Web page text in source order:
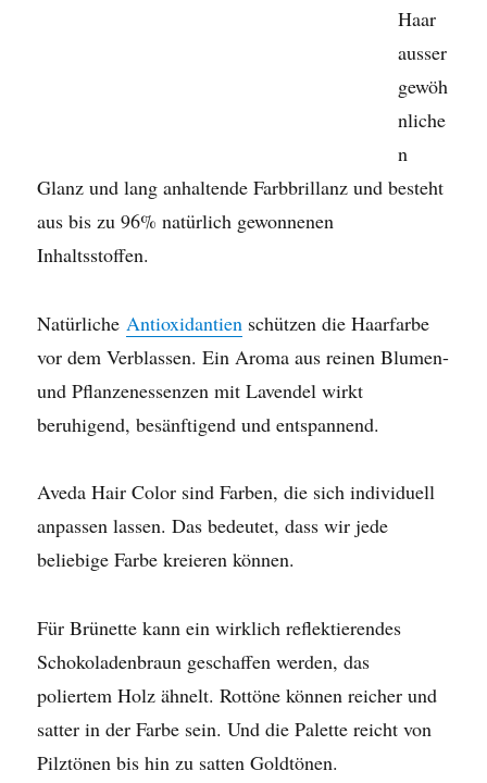
Haar
ausser
gewöh
nliche
n
Glanz und lang anhaltende Farbbrillanz und besteht
aus bis zu 96% natürlich gewonnenen
Inhaltsstoffen.
Natürliche Antioxidantien schützen die Haarfarbe
vor dem Verblassen. Ein Aroma aus reinen Blumen-
und Pflanzenessenzen mit Lavendel wirkt
beruhigend, besänftigend und entspannend.
Aveda Hair Color sind Farben, die sich individuell
anpassen lassen. Das bedeutet, dass wir jede
beliebige Farbe kreieren können.
Für Brünette kann ein wirklich reflektierendes
Schokoladenbraun geschaffen werden, das
poliertem Holz ähnelt. Rottöne können reicher und
satter in der Farbe sein. Und die Palette reicht von
Pilztönen bis hin zu satten Goldtönen.